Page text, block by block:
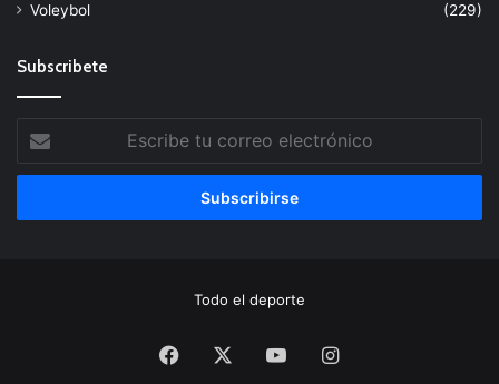
Voleybol
(229)
Subscribete
tu
correo
Todo el deporte
Facebook YouTubeInstagram